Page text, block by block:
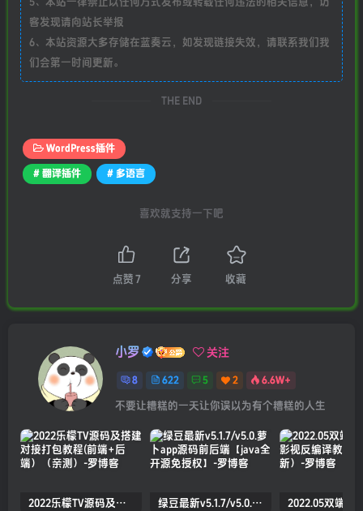
客发现请向站长举报
6、本站资源大多存储在蓝奏云，如发现链接失效，请联系我们我
们会第一时间更新。
THE END
WordPress插件
# 翻译插件 # 多语言
喜欢就支持一下吧
点赞 7 分享 收藏
小罗 关注
8 622 5 2 6.6W+
不要让糟糕的一天让你误以为有个糟糕的人生
2022乐檬TV源码及搭建对接打包教程(前端+后端）（亲测） 绿豆最新v5.1.7/v5.0.萝卜app源码前后端【java全开源免授权】